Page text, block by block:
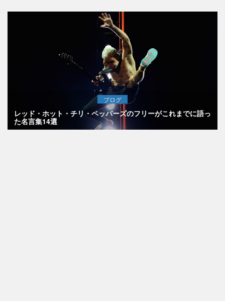
ブログ
レッド・ホット・チリ・ペッパーズのフリーがこれまでに語っ
た名言集14選